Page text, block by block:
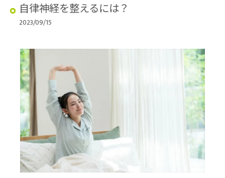
自律神経を整えるには？
2023/09/15